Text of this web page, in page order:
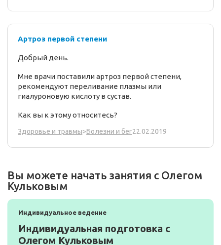
Артроз первой степени
Добрый день.
Мне врачи поставили артроз первой степени,
рекомендуют переливание плазмы или
гиалуроновую кислоту в сустав.
Как вы к этому относитесь?
Здоровье и травмы>Болезни и бег22.02.2019
Вы можете начать занятия с Олегом
Кульковым
Индивидуальное ведение
Индивидуальная подготовка с
Олегом Кульковым